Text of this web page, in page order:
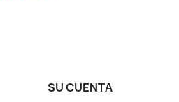
SU CUENTA